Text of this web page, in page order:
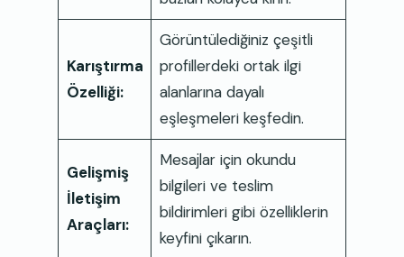
Karıştırma
Özelliği:
Görüntülediğiniz çeşitli
profillerdeki ortak ilgi
alanlarına dayalı
eşleşmeleri keşfedin.
Gelişmiş
İletişim
Araçları:
Mesajlar için okundu
bilgileri ve teslim
bildirimleri gibi özelliklerin
keyfini çıkarın.